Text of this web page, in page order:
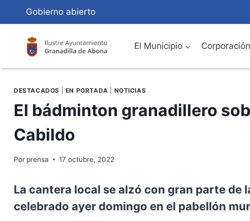
Contenido
Gobierno abierto
El Municipio
DESTACADOS EN PORTADA NOTICIAS
El bádminton granadillero
Cabildo
Por prensa 17 octubre, 2022
La cantera local se alzó con gran parte de
celebrado ayer domingo en el pabellón